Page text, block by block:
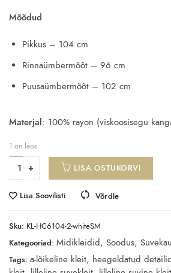
Mõõdud
Pikkus – 104 cm
Rinnaümbermõõt – 96 cm
Puusaümbermõõt – 102 cm
Materjal: 100% rayon (viskoosisegu
1 on laos
LISA OSTUKORVI
Lisa Soovilisti Võrdle
Sku: KL-HC6104-2-whiteSM
Kategooriad: Midikleidid, Soodus,
Tags: a-lõikeline kleit, heegeldatud